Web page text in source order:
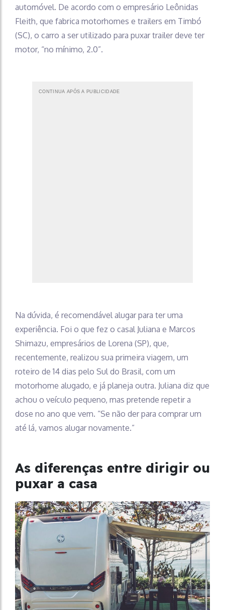
automóvel. De acordo com o empresário Leônidas
Fleith, que fabrica motorhomes e trailers em Timbó
(SC), o carro a ser utilizado para puxar trailer deve ter
motor, “no mínimo, 2.0”.
CONTINUA APÓS A PUBLICIDADE
Na dúvida, é recomendável alugar para ter uma
experiência. Foi o que fez o casal Juliana e Marcos
Shimazu, empresários de Lorena (SP), que,
recentemente, realizou sua primeira viagem, um
roteiro de 14 dias pelo Sul do Brasil, com um
motorhome alugado, e já planeja outra. Juliana diz que
achou o veículo pequeno, mas pretende repetir a
dose no ano que vem. “Se não der para comprar um
até lá, vamos alugar novamente.”
As diferenças entre dirigir ou
puxar a casa